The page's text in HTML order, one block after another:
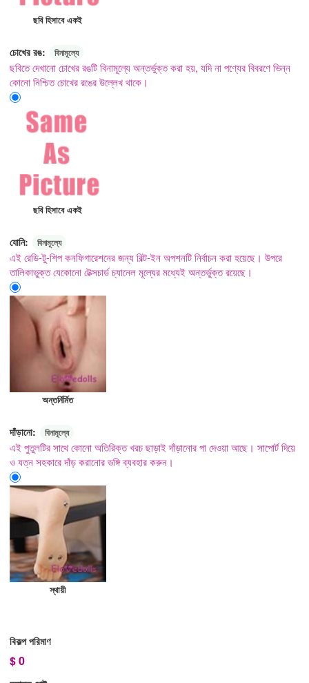
ছবি হিসাবে একই
চোখের রঙ: বিনামূল্যে
ছবিতে দেখানো চোখের রঙটি বিনামূল্যে অন্তর্ভুক্ত করা হয়, যদি না পণ্যের বিবরণে ভিন্ন
কোনো নিশ্চিত চোখের রঙের উল্লেখ থাকে।
ছবি হিসাবে একই
যোনি: বিনামূল্যে
এই রেডি-টু-শিপ কনফিগারেশনের জন্য বিল্ট-ইন অপশনটি নির্বাচন করা হয়েছে। উপরে
তালিকাভুক্ত যেকোনো টেক্সচার্ড চ্যানেল মূল্যের মধ্যেই অন্তর্ভুক্ত রয়েছে।
অন্তর্নির্মিত
দাঁড়ানো: বিনামূল্যে
এই পুতুলটির সাথে কোনো অতিরিক্ত খরচ ছাড়াই দাঁড়ানোর পা দেওয়া আছে। সাপোর্ট দিয়ে
ও যত্ন সহকারে দাঁড় করানোর ভঙ্গি ব্যবহার করুন।
স্থায়ী
বিকল্প পরিমাণ
$0